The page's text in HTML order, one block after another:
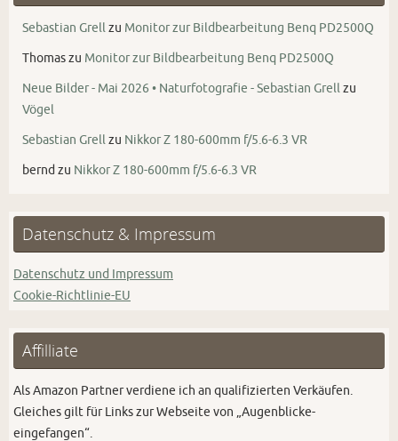
Sebastian Grellzu Monitor zur Bildbearbeitung Benq PD2500Q
Thomaszu Monitor zur Bildbearbeitung Benq PD2500Q
Neue Bilder - Mai 2026 • Naturfotografie - Sebastian Grellzu
Vögel
Sebastian Grellzu Nikkor Z 180-600mm f/5.6-6.3 VR
bernd zu Nikkor Z 180-600mm f/5.6-6.3 VR
Datenschutz & Impressum
Datenschutz und Impressum
Cookie-Richtlinie-EU
Affilliate
Als Amazon Partner verdiene ich an qualifizierten Verkäufen.
Gleiches gilt für Links zur Webseite von „Augenblicke-
eingefangen“.